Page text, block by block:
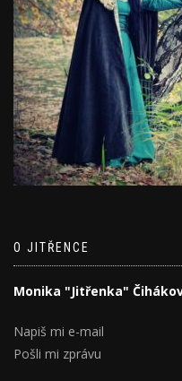
O JITŘENCE
Monika "Jitřenka"
Napiš mi e-mail
Pošli mi zprávu